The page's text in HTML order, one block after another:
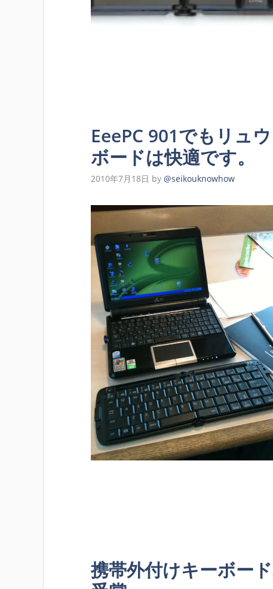
EeePC 901でもリュ
ボードは快適です。
2010年7月18日 by @seikouknowhow
携帯外付けキーボー